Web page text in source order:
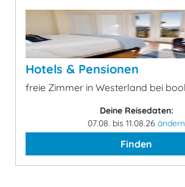
Hotels & Pensionen
freie Zimmer in Westerland bei
Deine Reisedaten:
07.08. bis 11.08.26 ändern
Finden